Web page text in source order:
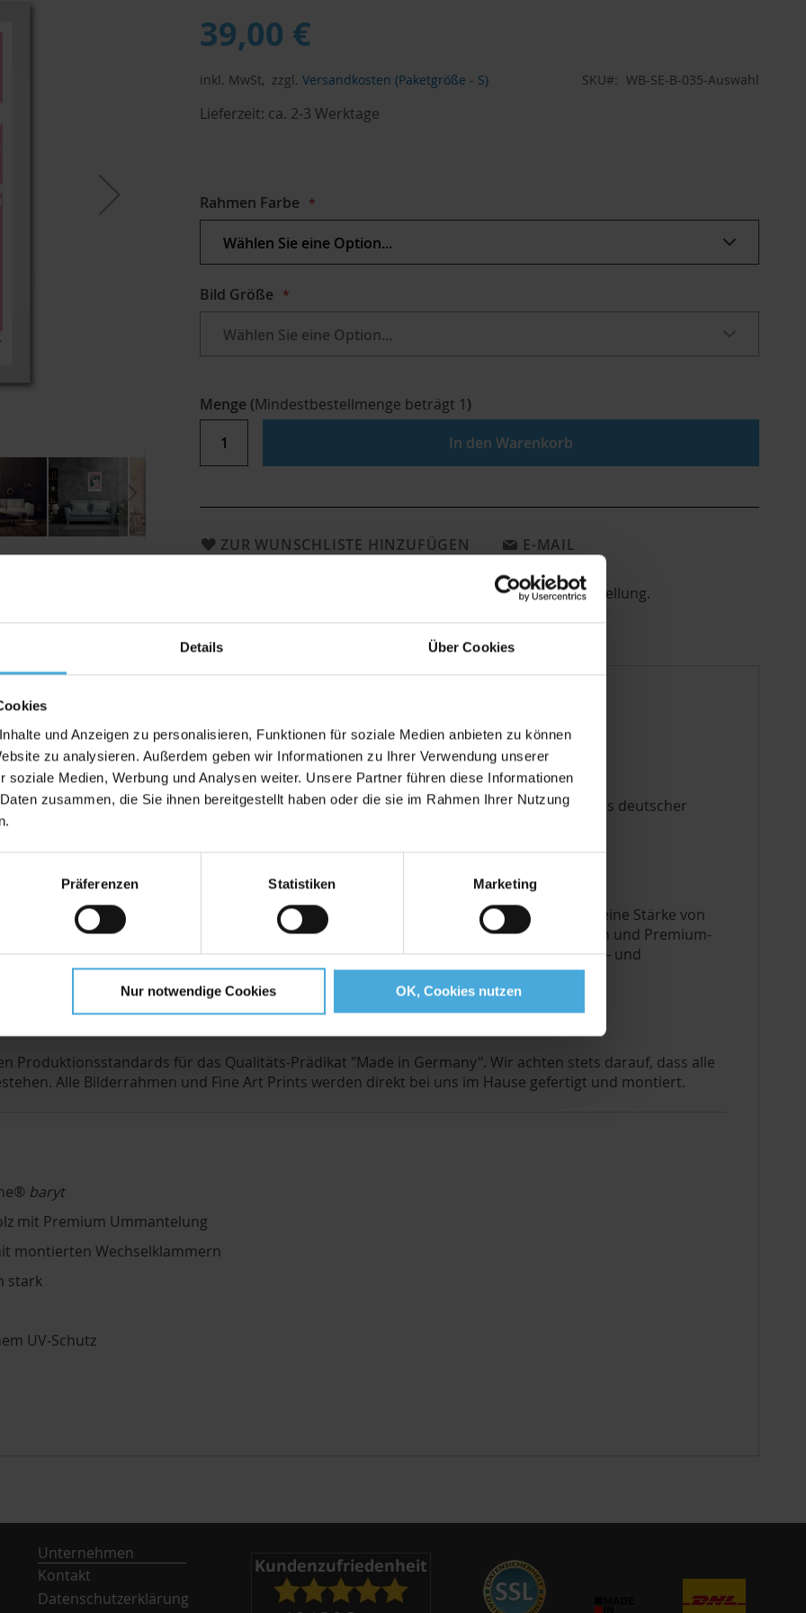
Details Über Cookies
und Anzeigen zu personalisieren, Funktionen für soziale Medien anbieten zu können
zu analysieren. Außerdem geben wir Informationen zu Ihrer Verwendung unserer
soziale Medien, Werbung und Analysen weiter. Unsere Partner führen diese Informationen
zusammen, die Sie ihnen bereitgestellt haben oder die sie im Rahmen Ihrer Nutzung
Präferenzen Statistiken Marketing
Nur notwendige Cookies OK, Cookies nutzen
39,00 €
inkl. MwSt, zzgl. Versandkosten (Paketgröße - S) SKU WB-SE-B-035-Auswahl
Lieferzeit: ca. 2-3 Werktage
Rahmen Farbe
Bild Größe
Menge (Mindestbestellmenge beträgt 1)
In den Warenkorb
ZUR WUNSCHLISTE HINZUFÜGEN E-MAIL
FineArt Prints und Bilderrahmen direkt aus deutscher Herstellung.
dem EYEfine® Fine Art Museumskarton aus 100% Alphazellulose und Bilderrahmen aus deutscher
Print
hochwertigen und einzigartigen Eigenschaften. Der EYEfine®
Feinkarton besitzt eine Stärke von
Kombination aus hochreiner Alphazellulose, charakteristischen Oberflächenstrukturen und Premium-
Der Druck besticht durch brillante Farben, tiefem Schwarz, beste Kontrast- und
Produktionsstandards für das Qualitäts-Prädikat "Made in Germany". Wir achten stets darauf, dass alle
Alle Bilderrahmen und Fine Art Prints werden direkt bei uns im Hause gefertigt und montiert.
baryt
mit Premium Ummantelung
montierten Wechselklammern
stark
UV-Schutz
Unternehmen
Kontakt
Datenschutzerklärung